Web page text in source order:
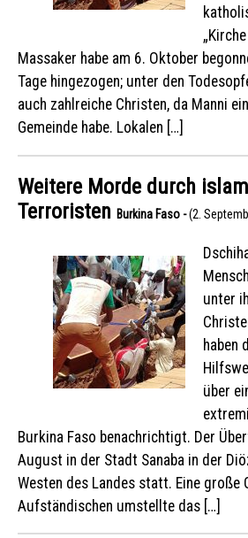
Massaker habe am 6. Oktober
Tage hingezogen; unter den
auch zahlreiche Christen, da Manni
Gemeinde habe. Lokalen […]
Weitere Morde durch
Terroristen Burkina Faso -(2.
unter
haben
über
Burkina Faso benachrichtigt. Der
August in der Stadt Sanaba in der
Westen des Landes statt. Eine große
Aufständischen umstellte das […]